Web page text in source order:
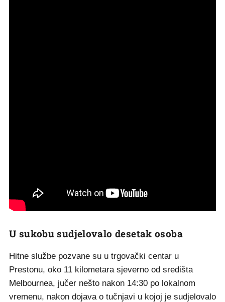
U sukobu sudjelovalo desetak osoba
Hitne službe pozvane su u trgovački centar u
Prestonu, oko 11 kilometara sjeverno od središta
Melbournea, jučer nešto nakon 14:30 po lokalnom
vremenu, nakon dojava o tučnjavi u kojoj je sudjelovalo